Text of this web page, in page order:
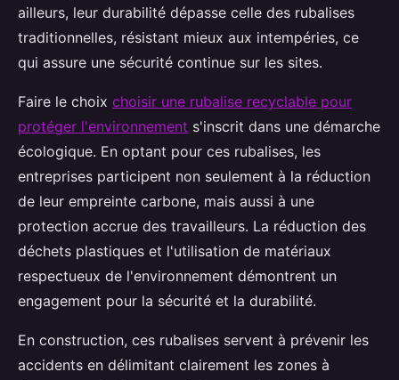
ailleurs, leur durabilité dépasse celle des rubalises
traditionnelles, résistant mieux aux intempéries, ce
qui assure une sécurité continue sur les sites.
Faire le choix choisir une rubalise recyclable pour
protéger l'environnement s'inscrit dans une démarche
écologique. En optant pour ces rubalises, les
entreprises participent non seulement à la réduction
de leur empreinte carbone, mais aussi à une
protection accrue des travailleurs. La réduction des
déchets plastiques et l'utilisation de matériaux
respectueux de l'environnement démontrent un
engagement pour la sécurité et la durabilité.
En construction, ces rubalises servent à prévenir les
accidents en délimitant clairement les zones à